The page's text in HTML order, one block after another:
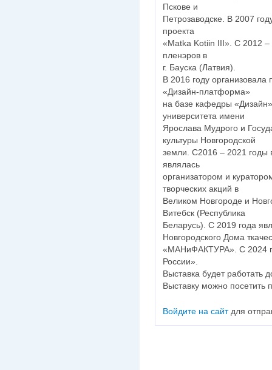
Пскове и
Петрозаводске. В 2007
проекта
«Matka Kotiin III». С 2012 –
пленэров в
г. Бауска (Латвия).
В 2016 году
«Дизайн-платформа»
на базе кафедры «Дизайн»
университета имени
Ярослава Мудрого и
культуры Новгородской
земли. С2016 – 2021 годы
являлась
организатором и
творческих акций в
Великом Новгороде и
Витебск (Республика
Беларусь). С 2019 года
Новгородского Дома
«МАНиФАКТУРА». С 2024
России».
Выставка будет работать
Выставку можно посетить
Войдите на сайтдля